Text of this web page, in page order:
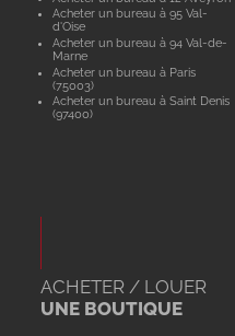
Acheter un bureau à 95 Val-
d'Oise
Acheter un bureau à 94 Val-de-
Marne
Acheter un bureau à Paris
(75003)
Acheter un bureau à Saint Denis
(97400)
ACHETER / LOUER
UNE BOUTIQUE